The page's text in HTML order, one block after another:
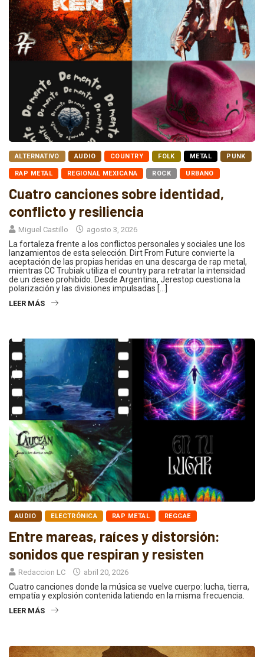
ALTERNATIVO AUDIO COUNTRY FOLK METAL PUNK
RAP METAL REGIONAL MEXICANA ROCK URBANO
Cuatro canciones sobre identidad,
conflicto y resiliencia
Miguel Castillo agosto 3, 2026
La fortaleza frente a los conflictos personales y sociales une los
lanzamientos de esta selección. Dirt From Future convierte la
aceptación de las propias heridas en una descarga de rap metal,
mientras CC Trubiak utiliza el country para retratar la intensidad
de un deseo prohibido. Desde Argentina, Jerestop cuestiona la
polarización y las divisiones impulsadas […]
LEER MÁS
AUDIO ELECTRÓNICA RAP METAL REGGAE
Entre mareas, raíces y distorsión:
sonidos que respiran y resisten
Redaccion LC abril 20, 2026
Cuatro canciones donde la música se vuelve cuerpo: lucha, tierra,
empatía y explosión contenida latiendo en la misma frecuencia.
LEER MÁS